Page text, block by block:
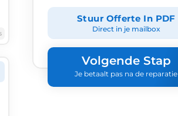
Stuur Offerte In PDF
Direct in je mailbox
Volgende Stap
Je betaalt pas na de reparatie